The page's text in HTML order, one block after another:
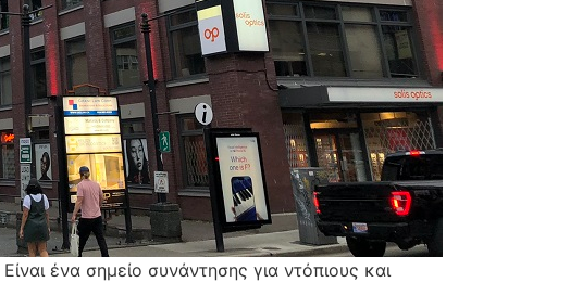
ένα σημείο συνάντησης για ντόπιους και